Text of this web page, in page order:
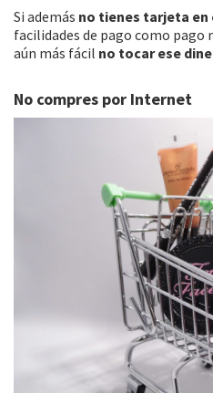
Si además no tienes tarjeta en
facilidades de pago como
aún más fácil no tocar ese
No compres por Internet